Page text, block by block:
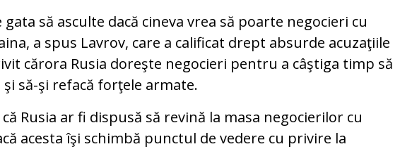
gata să asculte dacă cineva vrea să poarte negocieri cu
a spus Lavrov, care a calificat drept absurde acuzaţiile
cărora Rusia doreşte negocieri pentru a câştiga timp să
să-şi refacă forţele armate.
Rusia ar fi dispusă să revină la masa negocierilor cu
acesta îşi schimbă punctul de vedere cu privire la